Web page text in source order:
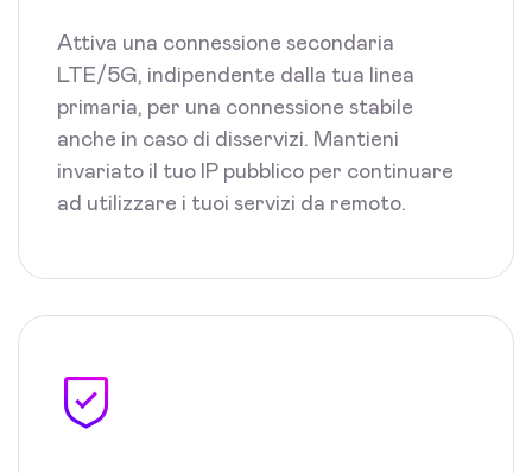
Attiva una connessione secondaria
LTE/5G, indipendente dalla tua linea
primaria, per una connessione stabile
anche in caso di disservizi. Mantieni
invariato il tuo IP pubblico per continuare
ad utilizzare i tuoi servizi da remoto.